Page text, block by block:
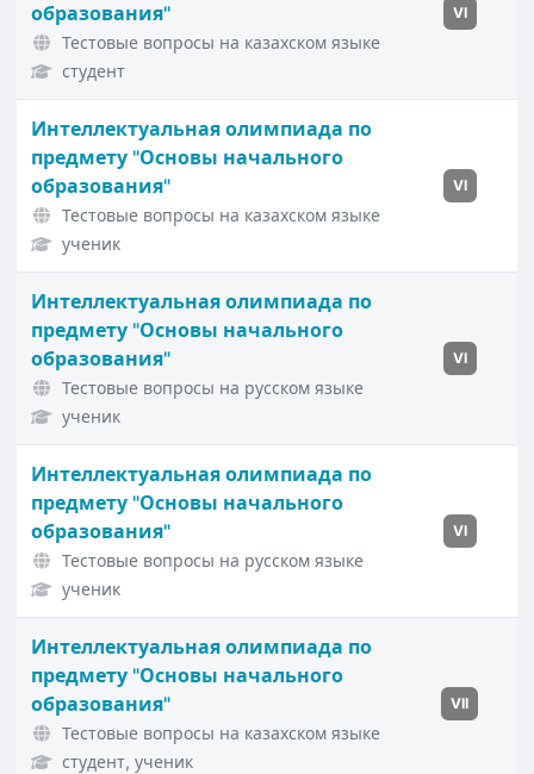
образования"
Тестовые вопросы на казахском языке
студент
VI
Интеллектуальная олимпиада по
предмету "Основы начального
образования"
Тестовые вопросы на казахском языке
ученик
VI
Интеллектуальная олимпиада по
предмету "Основы начального
образования"
Тестовые вопросы на русском языке
ученик
VI
Интеллектуальная олимпиада по
предмету "Основы начального
образования"
Тестовые вопросы на русском языке
ученик
VI
Интеллектуальная олимпиада по
предмету "Основы начального
образования"
Тестовые вопросы на казахском языке
студент, ученик
VII